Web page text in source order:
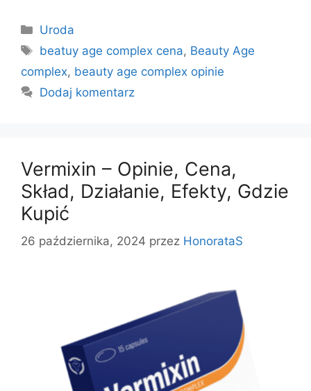
Kategorie
Uroda
Tagi
beatuy age complex cena, Beauty Age
complex, beauty age complex opinie
Dodaj komentarz
Vermixin – Opinie, Cena,
Skład, Działanie, Efekty, Gdzie
Kupić
26 października, 2024 przez HonorataS